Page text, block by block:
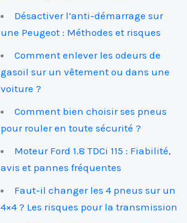
Désactiver l’anti-démarrage sur
une Peugeot : Méthodes et risques
Comment enlever les odeurs de
gasoil sur un vêtement ou dans une
voiture ?
Comment bien choisir ses pneus
pour rouler en toute sécurité ?
Moteur Ford 1.8 TDCi 115 : Fiabilité,
avis et pannes fréquentes
Faut-il changer les 4 pneus sur un
4×4 ? Les risques pour la transmission